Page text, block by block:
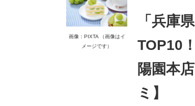
ITエンジニア向け専門サイト
モノづくり技術者専門サイト
画像：PIXTA （画像はイ
メージです）
「兵庫
TOP10
陽園本
ミ】